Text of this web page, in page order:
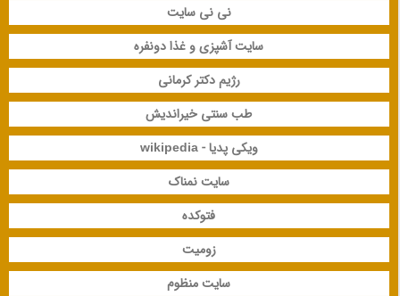
نی نی سایت
سایت آشپزی و غذا دونفره
رژیم دکتر کرمانی
طب سنتی خیراندیش
ویکی پدیا - wikipedia
سایت نمناک
فتوکده
زومیت
سایت منظوم